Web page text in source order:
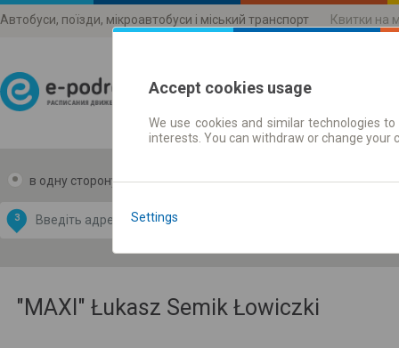
Автобуси, поїзди, мікроавтобуси і міський транспорт Квитки на
Розклади руху
в одну сторону в дві сторони
З
by
OpenStreetMap
"MAXI" Łukasz Semik Łowiczki
Accept cookies usage
We use cookies and similar technologies
interests. You can withdraw or change
Settings